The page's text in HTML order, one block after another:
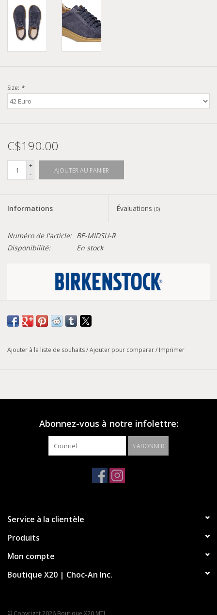
Size: *
C$190.00
+
-
AJOUTER AU PANIER
Informations Évaluations (0)
Numéro de l'article: BE-MIDSU-R
Disponibilité:
En stock
Tableau de conversion des pointures
Modèle : Bend
Cette chaussure est munie d’une semelle intermédiaire
en toutes circonstances. L’assise plantaire anatomique
amovible en liège qui épouse la forme de votre pied offre un
support de la voûte plantaire tout au long de la journée. Le
Revêtement de l’assise : cuir velours
Ajouter à la liste de souhaits/Ajouter pour comparer/ Imprimer
Abonnez-vous à notre infolettre:
S'ABONNER
Service à la clientèle
Produits
Mon compte
Boutique X20 | Choc-An Inc.